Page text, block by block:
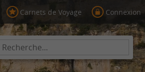
Carnets de Voyage Connexion